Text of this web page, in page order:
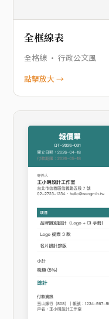
全框線表
全格線 · 行政公文風
點擊放大 →